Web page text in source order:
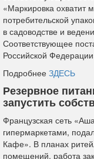
«Маркировка охватит
потребительской
в садоводстве и
Соответствующее
Российской
Подробнее ЗДЕСЬ
Резервное
запустить
Французская сеть
гипермаркетами,
Кафе». В планах
помещений, работа